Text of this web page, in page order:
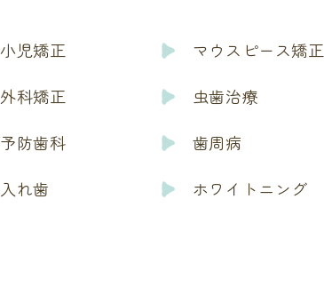
小児矯正 マウスピース矯正
外科矯正
虫歯治療
予防歯科
歯周病
入れ歯
ホワイトニング